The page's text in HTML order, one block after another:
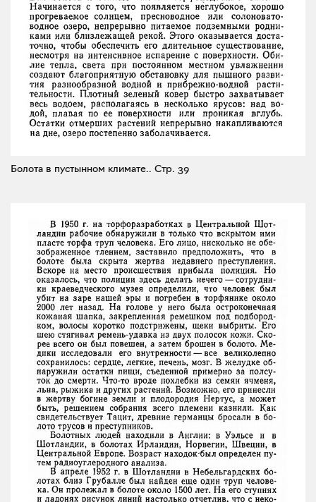
Болота в пустынном климате.. Стр. 39